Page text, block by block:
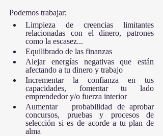
Podemos trabajar;
Limpieza de creencias limitantes
relacionadas con el dinero, patrones
como la escasez...
Equilibrado de las finanzas
Alejar energías negativas que están
afectando a tu dinero y trabajo
Incrementar la confianza en tus
capacidades, fomentar tu lado
emprendedor y/o fuerza interior
Aumentar 	probabilidad de aprobar
concursos, pruebas y procesos de
selección si es de acorde a tu plan de
alma